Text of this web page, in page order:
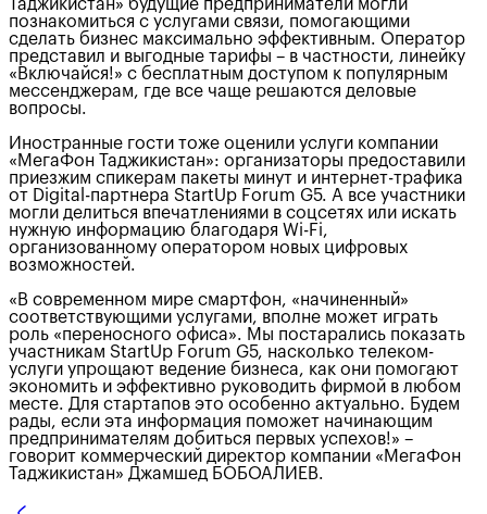
Таджикистан» будущие предприниматели могли
познакомиться с услугами связи, помогающими
сделать бизнес максимально эффективным. Оператор
представил и выгодные тарифы – в частности, линейку
«Включайся!» с бесплатным доступом к популярным
мессенджерам, где все чаще решаются деловые
вопросы.
Иностранные гости тоже оценили услуги компании
«МегаФон Таджикистан»: организаторы предоставили
приезжим спикерам пакеты минут и интернет-трафика
от Digital-партнера StartUp Forum G5. А все участники
могли делиться впечатлениями в соцсетях или искать
нужную информацию благодаря Wi-Fi,
организованному оператором новых цифровых
возможностей.
«В современном мире смартфон, «начиненный»
соответствующими услугами, вполне может играть
роль «переносного офиса». Мы постарались показать
участникам StartUp Forum G5, насколько телеком-
услуги упрощают ведение бизнеса, как они помогают
экономить и эффективно руководить фирмой в любом
месте. Для стартапов это особенно актуально. Будем
рады, если эта информация поможет начинающим
предпринимателям добиться первых успехов!» –
говорит коммерческий директор компании «МегаФон
Таджикистан» Джамшед БОБОАЛИЕВ.